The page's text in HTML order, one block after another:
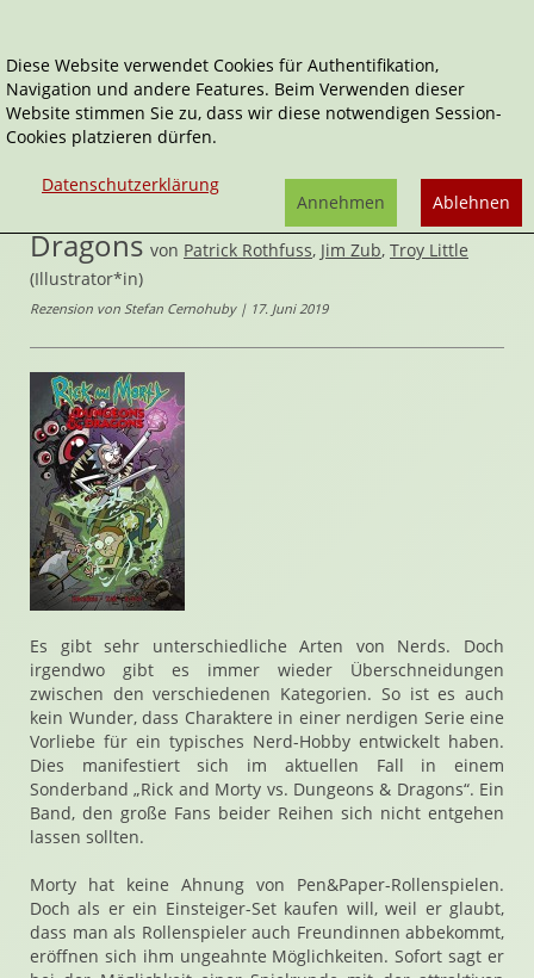
Home
Comics
Rick and Morty vs. Dungeons & Dragons
Rick and Morty
Rick and Morty vs. Dungeons &
Dragons von Patrick Rothfuss, Jim Zub, Troy Little
(Illustrator*in)
Rezension von Stefan Cernohuby | 17. Juni 2019
Es gibt sehr unterschiedliche Arten von Nerds. Doch
irgendwo gibt es immer wieder Überschneidungen
zwischen den verschiedenen Kategorien. So ist es auch
kein Wunder, dass Charaktere in einer nerdigen Serie eine
Vorliebe für ein typisches Nerd-Hobby entwickelt haben.
Dies manifestiert sich im aktuellen Fall in einem
Sonderband „Rick and Morty vs. Dungeons & Dragons“. Ein
Band, den große Fans beider Reihen sich nicht entgehen
lassen sollten.
Morty hat keine Ahnung von Pen&Paper-Rollenspielen.
Doch als er ein Einsteiger-Set kaufen will, weil er glaubt,
dass man als Rollenspieler auch Freundinnen abbekommt,
eröffnen sich ihm ungeahnte Möglichkeiten. Sofort sagt er
Diese Website verwendet Cookies für Authentifikation,
Navigation und andere Features. Beim Verwenden dieser
Website stimmen Sie zu, dass wir diese notwendigen Session-
Cookies platzieren dürfen.
Datenschutzerklärung
Ablehnen
Annehmen